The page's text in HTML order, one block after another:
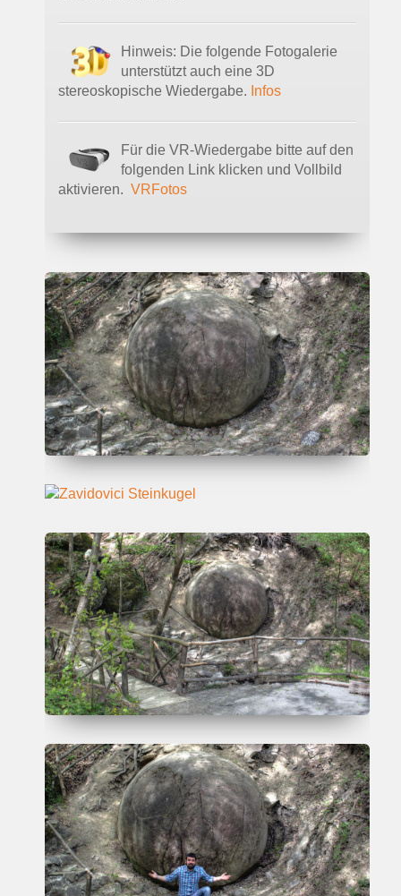
Hinweis: Die folgende Fotogalerie
unterstützt auch eine 3D
stereoskopische Wiedergabe. Infos
Für die VR-Wiedergabe bitte auf den
folgenden Link klicken und Vollbild
aktivieren. VRFotos